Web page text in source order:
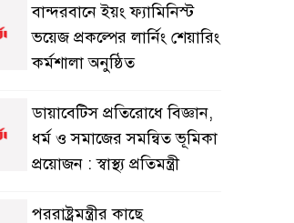
বান্দরবানে ইয়ং ফ্যামিনিস্ট
ভয়েজ প্রকল্পের লার্নিং শেয়ারিং
কর্মশালা অনুষ্ঠিত
ডায়াবেটিস প্রতিরোধে বিজ্ঞান,
ধর্ম ও সমাজের সমন্বিত ভূমিকা
প্রয়োজন : স্বাস্থ্য প্রতিমন্ত্রী
পররাষ্ট্রমন্ত্রীর কা‌ছে